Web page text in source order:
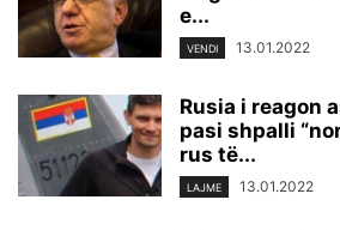
e...
VENDI 13.01.2022
Rusia i reagon
pasi shpalli
rus të...
LAJME 13.01.2022